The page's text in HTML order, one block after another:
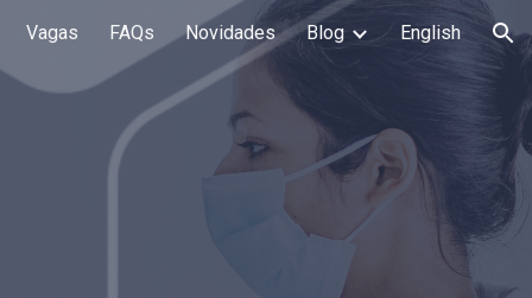
Vagas FAQs Novidades Blog English